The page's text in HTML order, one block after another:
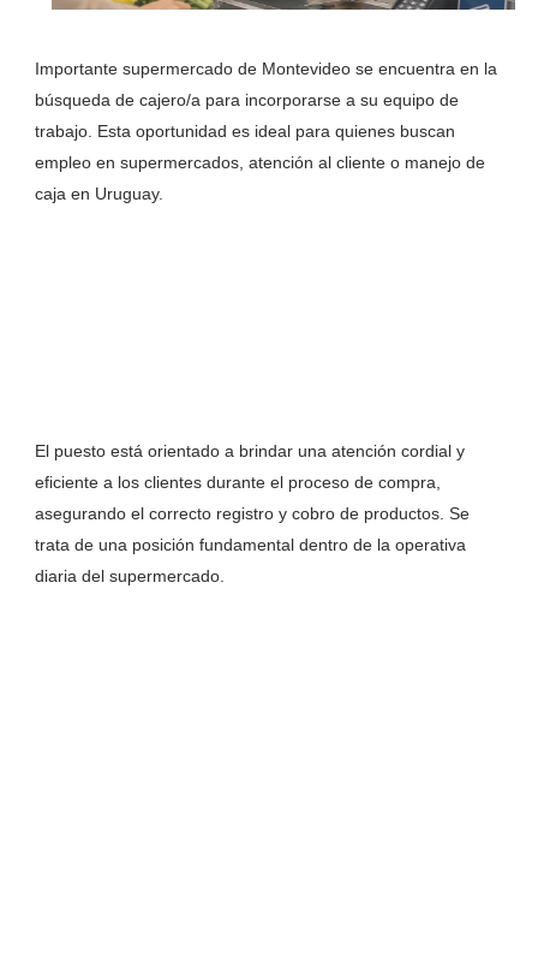
Importante supermercado de Montevideo se encuentra en la
búsqueda de cajero/a para incorporarse a su equipo de
trabajo. Esta oportunidad es ideal para quienes buscan
empleo en supermercados, atención al cliente o manejo de
caja en Uruguay.
El puesto está orientado a brindar una atención cordial y
eficiente a los clientes durante el proceso de compra,
asegurando el correcto registro y cobro de productos. Se
trata de una posición fundamental dentro de la operativa
diaria del supermercado.